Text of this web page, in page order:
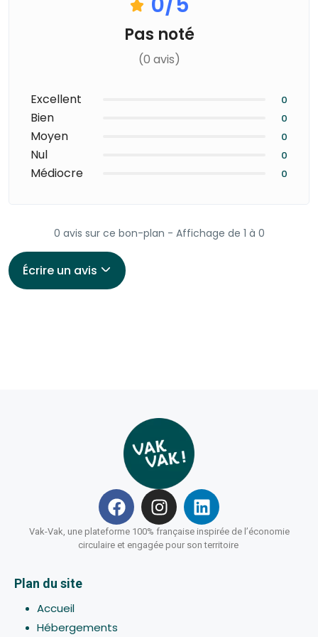
Pas noté
(0 avis)
Excellent 0
Bien 0
Moyen 0
Nul 0
Médiocre 0
0 avis sur ce bon-plan - Affichage de 1 à 0
Écrire un avis
Vak-Vak, une plateforme 100% française inspirée de l’économie
circulaire et engagée pour son territoire
Plan du site
Accueil
Hébergements